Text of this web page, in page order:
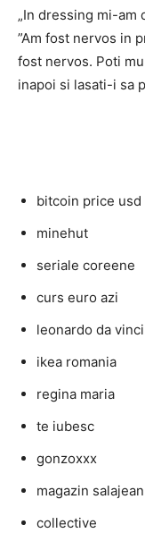
„In dressing mi-am
”Am fost nervos in
fost nervos. Poti
inapoi si lasati-i sa
bitcoin price usd
minehut
seriale coreene
curs euro azi
leonardo da vinci
ikea romania
regina maria
te iubesc
gonzoxxx
magazin salajean
collective